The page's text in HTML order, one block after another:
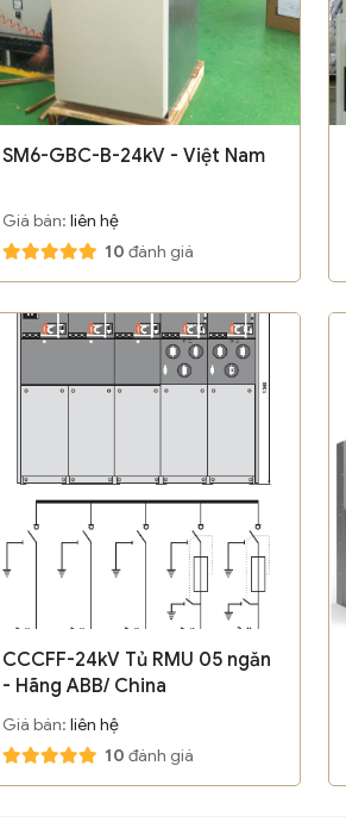
SM6-GBC-B-24kV - Việt Nam
Giá bán: liên hệ
10 đánh giá
CCCFF-24kV Tủ RMU 05 ngăn
- Hãng ABB/ China
Giá bán: liên hệ
10 đánh giá